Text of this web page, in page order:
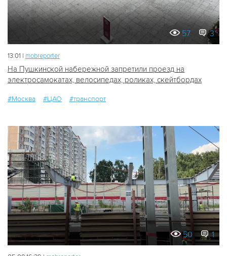
57 3
13:01 | mobreporter
На Пушкинской набережной запретили проезд на
электросамокатах, велосипедах, роликах, скейтбордах
#Москва #ЦАО #транспорт
50 1